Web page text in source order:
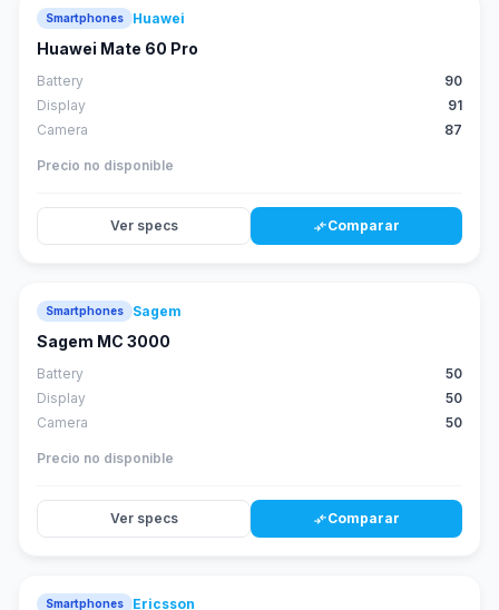
Smartphones Huawei
Huawei Mate 60 Pro
Battery
90
Display
91
Camera
87
Precio no disponible
Ver specs compare_arrowsComparar
Smartphones Sagem
Sagem MC 3000
Battery
50
Display
50
Camera
50
Precio no disponible
Ver specs compare_arrowsComparar
Smartphones Ericsson